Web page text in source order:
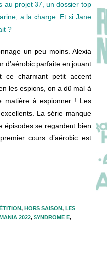
au projet 37, un dossier top
a la charge. Et si Jane
?
un peu moins. Alexia
d’aérobic parfaite en jouant
ce charmant petit accent
les espions, on a dû mal à
matière à espionner ! Les
La série manque
épisodes se regardent bien
cours d’aérobic est
, HORS SAISON, LES
2022, SYNDROME E,